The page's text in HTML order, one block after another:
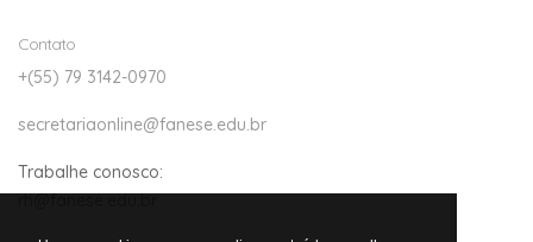
Contato
+(55) 79 3142-0970
secretariaonline@fanese.edu.br
Trabalhe conosco:
rh@fanese.edu.br